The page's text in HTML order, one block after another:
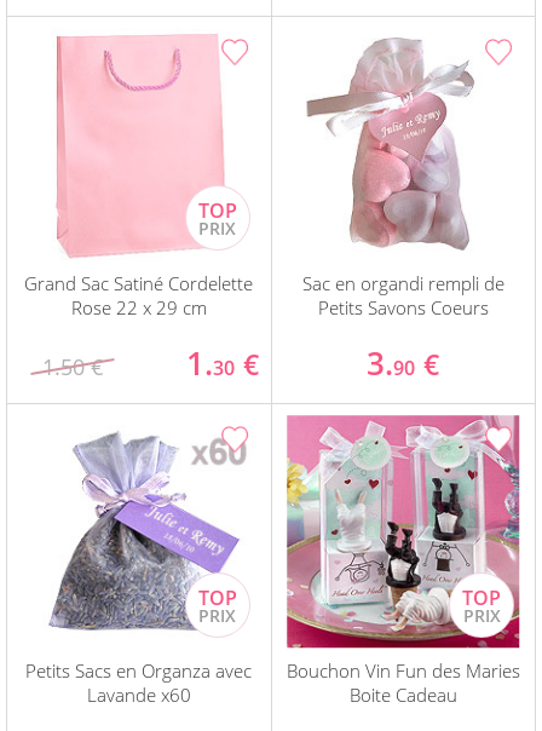
Grand Sac Satiné Cordelette
Rose 22 x 29 cm
1.50 € 1.30 €
Sac en organdi rempli de
Petits Savons Coeurs
3.90 €
Petits Sacs en Organza avec
Lavande x60
Bouchon Vin Fun des Maries
Boite Cadeau